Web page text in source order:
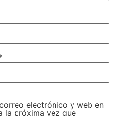
electrónico y web en
la próxima vez que